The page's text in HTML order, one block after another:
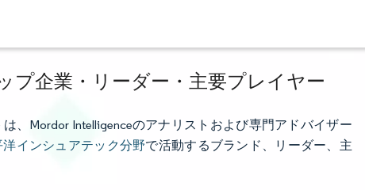
プ企業・リーダー・主要プレイヤー
、Mordor Intelligenceのアナリストおよび専門アドバイザー
インシュアテック分野で活動するブランド、リーダー、主